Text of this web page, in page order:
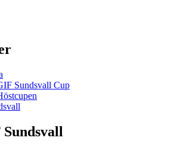
Sundsvall Cup